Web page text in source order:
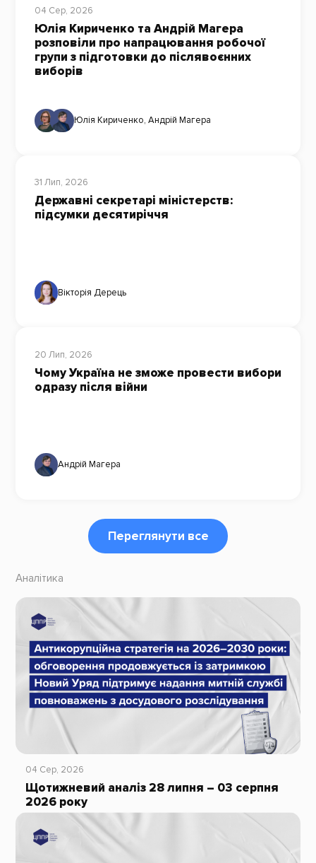
04 Сер, 2026
Юлія Кириченко та Андрій Магера
розповіли про напрацювання робочої
групи з підготовки до післявоєнних
виборів
Юлія Кириченко, Андрій Магера
31 Лип, 2026
Державні секретарі міністерств:
підсумки десятиріччя
Вікторія Дерець
20 Лип, 2026
Чому Україна не зможе провести вибори
одразу після війни
Андрій Магера
Переглянути все
Аналітика
04 Сер, 2026
Щотижневий аналіз 28 липня – 03 серпня
2026 року